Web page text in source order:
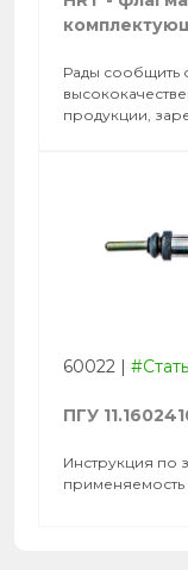
Рады сообщить
продукции,
60022 |
ПГУ
Инструкция по
применяемость